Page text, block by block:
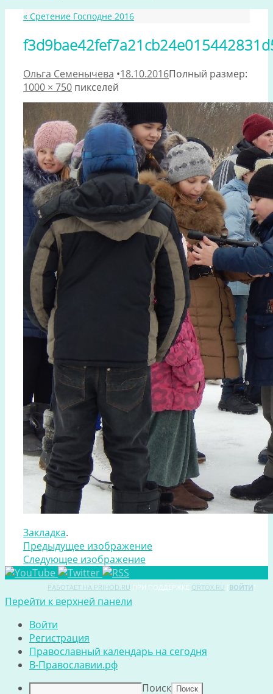
« Сретение Господне 2016
Ольга Семенычева •18.10.2016Полный размер:
1000 × 750 пикселей
Закладка.
Предыдущее изображение
Следующее изображение
РАБОТАЕТ НА PRIHOD.RU ПРИ ПОДДЕРЖКЕ ORTOX.RU [ВОЙТИ]
Перейти к верхней панели
Войти
Регистрация
Православный календарь на сегодня
В-Православии.рф
Поиск